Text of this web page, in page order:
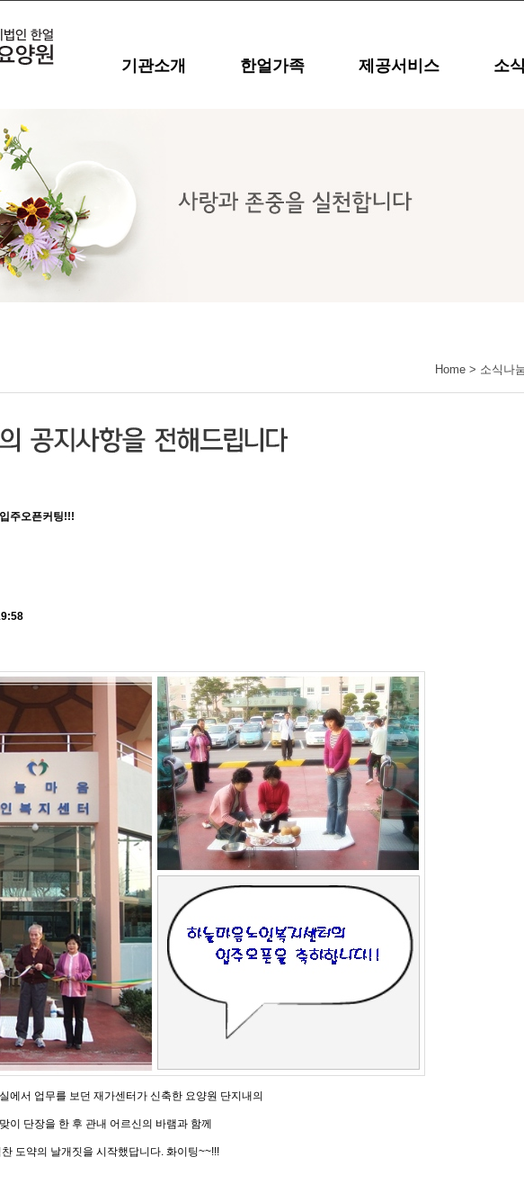
소
제공서비스
한얼가족
기관소개
Home > 소식나
주오픈커팅!!!
에서 업무를 보던 재가센터가 신축한 요양원 단지내의
이 단장을 한 후 관내 어르신의 바램과 함께
도약의 날개짓을 시작했답니다. 화이팅~~!!!